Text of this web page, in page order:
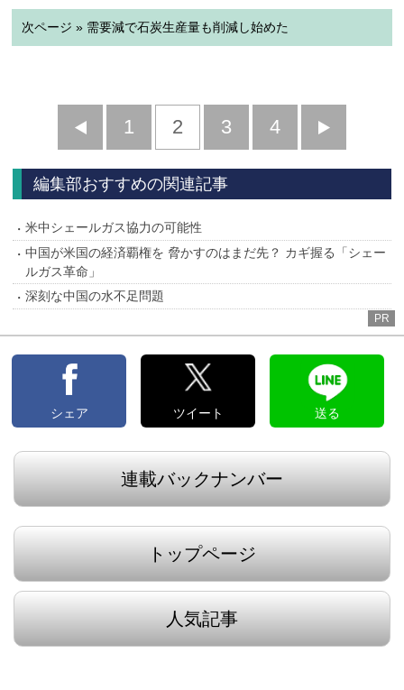
次ページ » 需要減で石炭生産量も削減し始めた
前
へ
1 2 3 4
へ
編集部おすすめの関連記事
米中シェールガス協力の可能性
中国が米国の経済覇権を 脅かすのはまだ先？ カギ握る「シェー
ルガス革命」
深刻な中国の水不足問題
PR
シェア ツイート 送る
連載バックナンバー
トップページ
人気記事